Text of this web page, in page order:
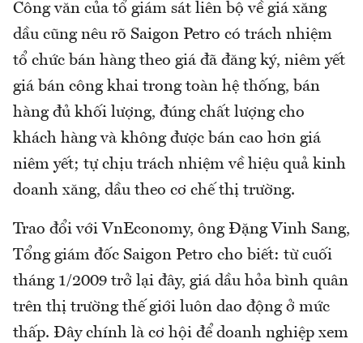
Công văn của tổ giám sát liên bộ về giá xăng
dầu cũng nêu rõ Saigon Petro có trách nhiệm
tổ chức bán hàng theo giá đã đăng ký, niêm yết
giá bán công khai trong toàn hệ thống, bán
hàng đủ khối lượng, đúng chất lượng cho
khách hàng và không được bán cao hơn giá
niêm yết; tự chịu trách nhiệm về hiệu quả kinh
doanh xăng, dầu theo cơ chế thị trường.
Trao đổi với VnEconomy, ông Đặng Vinh Sang,
Tổng giám đốc Saigon Petro cho biết: từ cuối
tháng 1/2009 trở lại đây, giá dầu hỏa bình quân
trên thị trường thế giới luôn dao động ở mức
thấp. Đây chính là cơ hội để doanh nghiệp xem